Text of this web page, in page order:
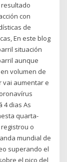
con
de
En este blog
situación
aunque
volumen de
vai aumentar e
4 dias As
quarta-
o
mundial de
superando el
el pico del